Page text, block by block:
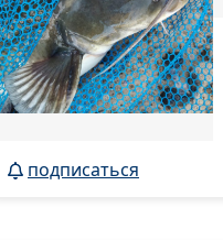
подписаться